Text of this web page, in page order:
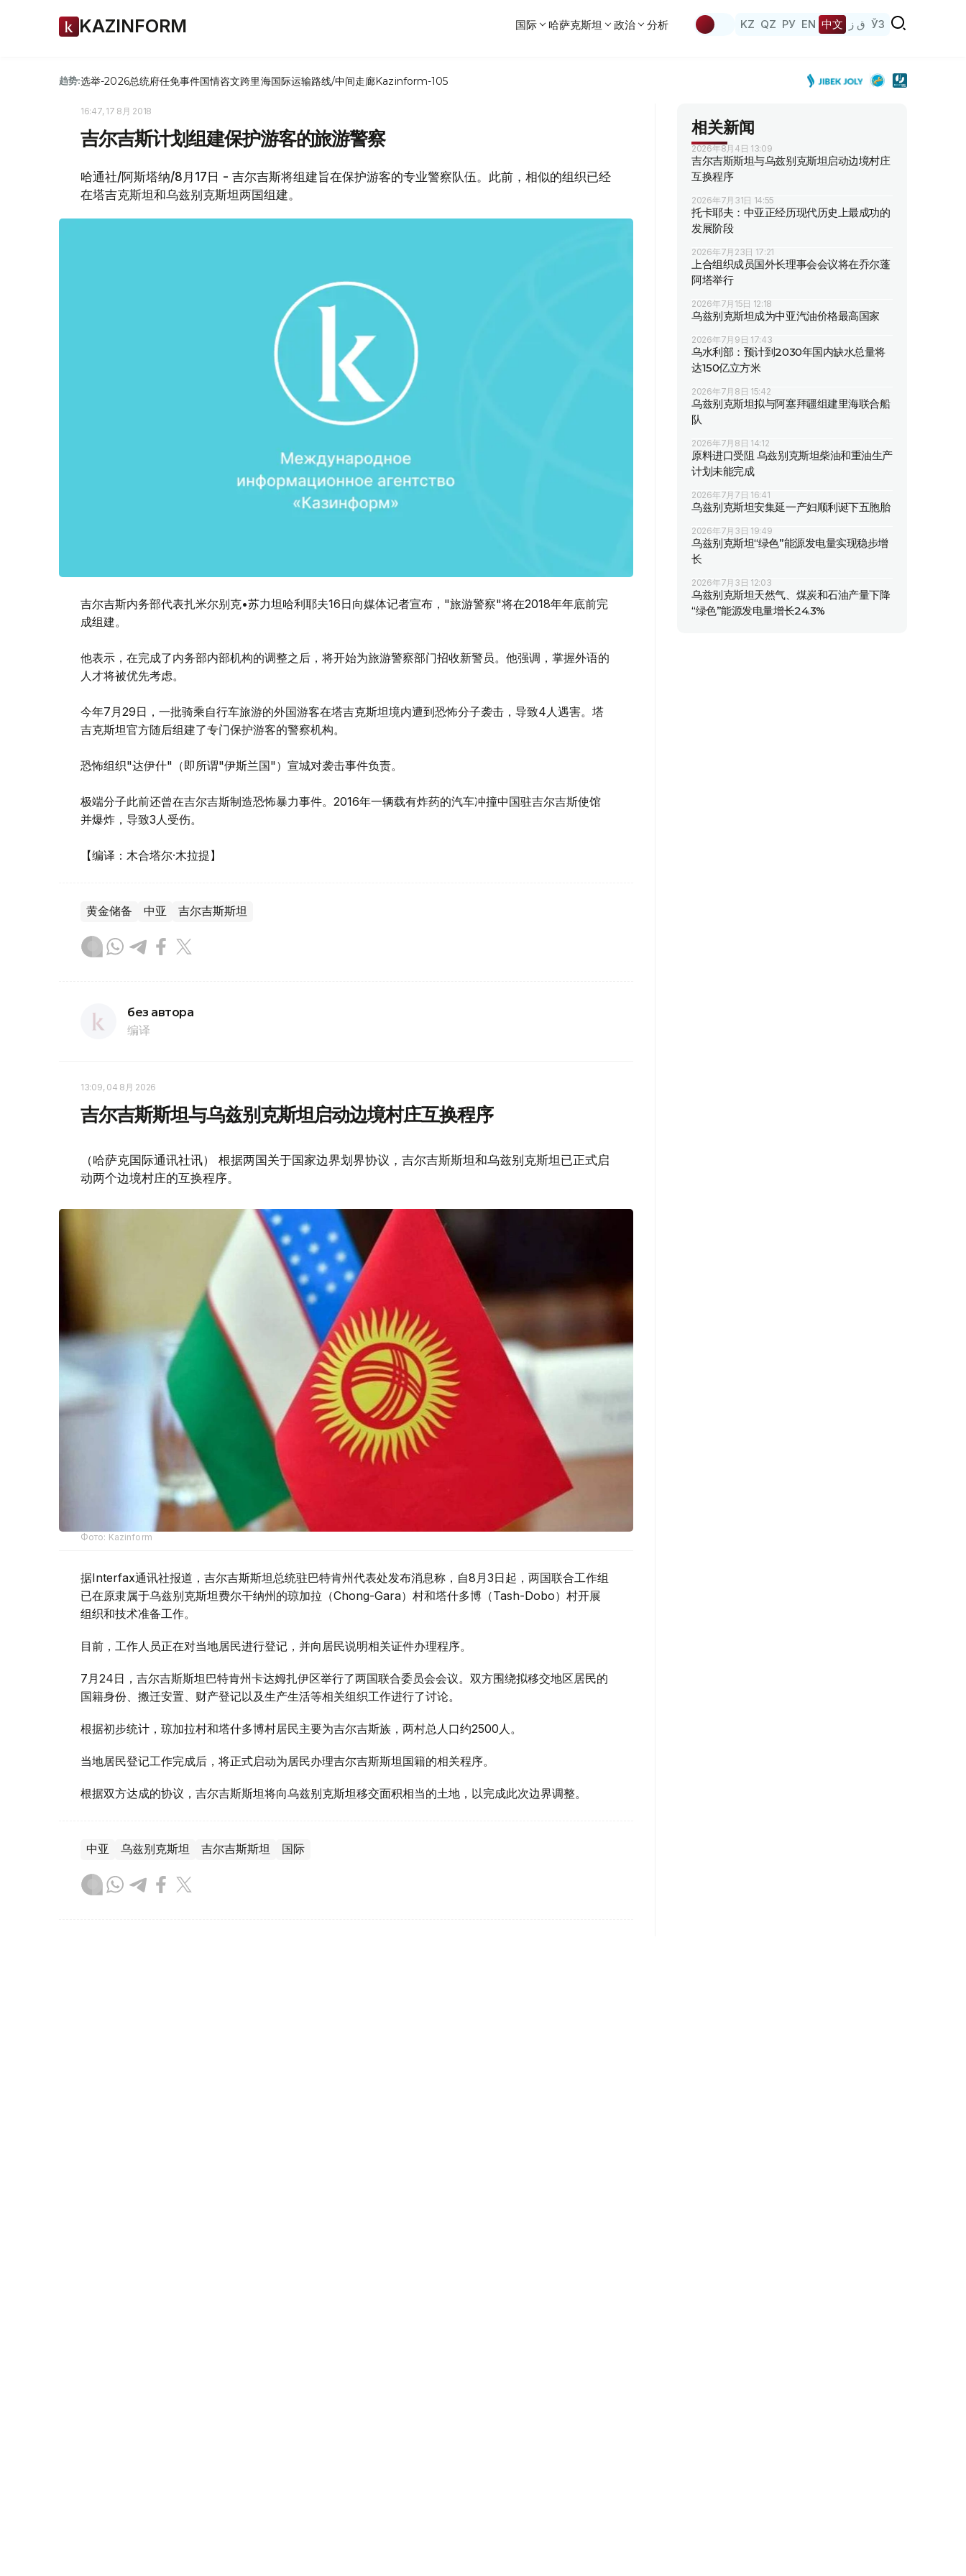
KAZINFORM 国际 哈萨克斯坦 政治 分析 KZ QZ РУ EN 中文 ق ز ЎЗ
趋势:选举-2026总统府任免事件国情咨文跨里海国际运输路线/中间走廊Kazinform-105
16:47, 17 8月 2018
吉尔吉斯计划组建保护游客的旅游警察
哈通社/阿斯塔纳/8月17日 - 吉尔吉斯将组建旨在保护游客的专业警察队伍。此前，相似的组织已经
在塔吉克斯坦和乌兹别克斯坦两国组建。
吉尔吉斯内务部代表扎米尔别克•苏力坦哈利耶夫16日向媒体记者宣布，"旅游警察"将在2018年年底前完
成组建。
他表示，在完成了内务部内部机构的调整之后，将开始为旅游警察部门招收新警员。他强调，掌握外语的
人才将被优先考虑。
今年7月29日，一批骑乘自行车旅游的外国游客在塔吉克斯坦境内遭到恐怖分子袭击，导致4人遇害。塔
吉克斯坦官方随后组建了专门保护游客的警察机构。
恐怖组织"达伊什"（即所谓"伊斯兰国"）宣城对袭击事件负责。
极端分子此前还曾在吉尔吉斯制造恐怖暴力事件。2016年一辆载有炸药的汽车冲撞中国驻吉尔吉斯使馆
并爆炸，导致3人受伤。
【编译：木合塔尔·木拉提】
黄金储备 中亚 吉尔吉斯斯坦
без автора
编译
13:09, 04 8月 2026
吉尔吉斯斯坦与乌兹别克斯坦启动边境村庄互换程序
（哈萨克国际通讯社讯） 根据两国关于国家边界划界协议，吉尔吉斯斯坦和乌兹别克斯坦已正式启
动两个边境村庄的互换程序。
Фото: Kazinform
据Interfax通讯社报道，吉尔吉斯斯坦总统驻巴特肯州代表处发布消息称，自8月3日起，两国联合工作组
已在原隶属于乌兹别克斯坦费尔干纳州的琼加拉（Chong-Gara）村和塔什多博（Tash-Dobo）村开展
组织和技术准备工作。
目前，工作人员正在对当地居民进行登记，并向居民说明相关证件办理程序。
7月24日，吉尔吉斯斯坦巴特肯州卡达姆扎伊区举行了两国联合委员会会议。双方围绕拟移交地区居民的
国籍身份、搬迁安置、财产登记以及生产生活等相关组织工作进行了讨论。
根据初步统计，琼加拉村和塔什多博村居民主要为吉尔吉斯族，两村总人口约2500人。
当地居民登记工作完成后，将正式启动为居民办理吉尔吉斯斯坦国籍的相关程序。
根据双方达成的协议，吉尔吉斯斯坦将向乌兹别克斯坦移交面积相当的土地，以完成此次边界调整。
中亚 乌兹别克斯坦 吉尔吉斯斯坦 国际
相关新闻
2026年8月4日 13:09
吉尔吉斯斯坦与乌兹别克斯坦启动边境村庄
互换程序
2026年7月31日 14:55
托卡耶夫：中亚正经历现代历史上最成功的
发展阶段
2026年7月23日 17:21
上合组织成员国外长理事会会议将在乔尔蓬
阿塔举行
2026年7月15日 12:18
乌兹别克斯坦成为中亚汽油价格最高国家
2026年7月9日 17:43
乌水利部：预计到2030年国内缺水总量将
达150亿立方米
2026年7月8日 15:42
乌兹别克斯坦拟与阿塞拜疆组建里海联合船
队
2026年7月8日 14:12
原料进口受阻 乌兹别克斯坦柴油和重油生产
计划未能完成
2026年7月7日 16:41
乌兹别克斯坦安集延一产妇顺利诞下五胞胎
2026年7月3日 19:49
乌兹别克斯坦“绿色”能源发电量实现稳步增
长
2026年7月3日 12:03
乌兹别克斯坦天然气、煤炭和石油产量下降
“绿色”能源发电量增长24.3%